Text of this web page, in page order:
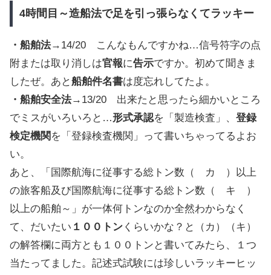
4時間目～造船法で足を引っ張らなくてラッキー
・船舶法→14/20 こんなもんですかね…信号符字の点
附または取り消しは官報に告示ですか。初めて聞きま
したぜ。あと船舶件名書は度忘れしてたよ。
・船舶安全法→13/20 出来たと思ったら細かいところ
でミスがいろいろと…形式承認を「製造検査」、 登録
検定機関 を「登録検査機関」って書いちゃってるよお
い。
あと、「国際航海に従事する総トン数（ カ ）以上
の旅客船及び国際航海に従事する総トン数（ キ ）
以上の船舶～」が一体何トンなのか全然わからなく
て、だいたい １００トン くらいかな？と（カ）（キ）
の解答欄に両方とも１００トンと書いてみたら、１つ
当たってました。記述式試験には珍しいラッキーヒッ